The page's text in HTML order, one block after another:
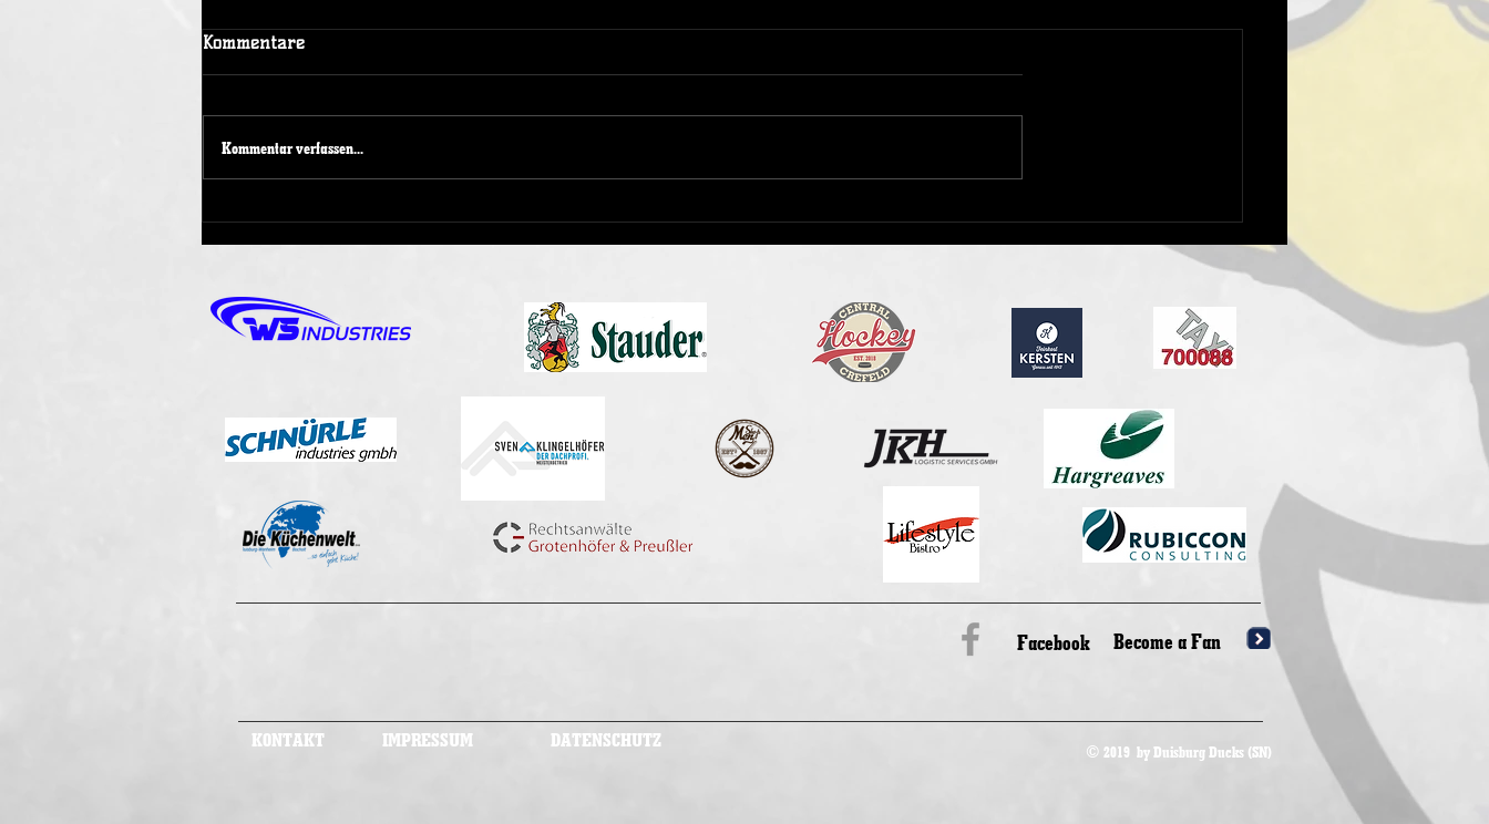
Kommentare
Kommentar verfassen...
Facebook Become a Fan
© 2019 by Duisburg Ducks (SN)
KONTAKT IMPRESSUM DATENSCHUTZ